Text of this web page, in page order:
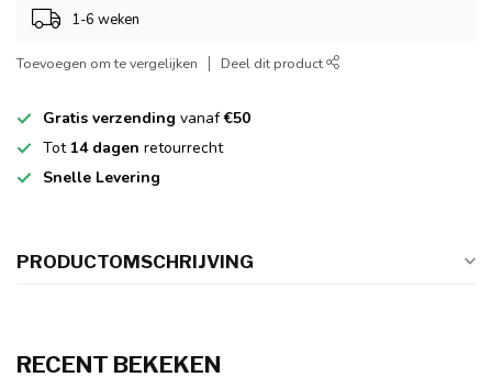
1-6 weken
Toevoegen om te vergelijken Deel dit product
Gratis verzending vanaf€50
Tot 14 dagen retourrecht
Snelle Levering
PRODUCTOMSCHRIJVING
RECENT BEKEKEN